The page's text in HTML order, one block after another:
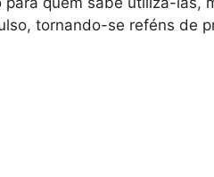
tornando-se reféns de